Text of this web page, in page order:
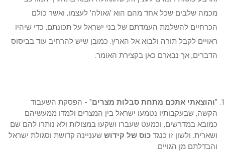
מכמה שלבים שכל אחד מהם הוא 'גאולה' לעצמו, ואשר כולם
הכרחיים להשלמת העמדתם של בני ישראל על תכונתם, כדי שיהיו
ראויים לקבל תורה ולבוא אל הארץ. כמובן שיש להרחיב עוד בביסוס
הדברים, אך נבארם כאן בקצירת האומר:
"והוצאתי אתכם מתחת סבלות מצרים" - הפסקת השעבוד
הקשה, שבעקבותיו נטמעו ישראל בין המצרים ולמדו ממעשיהם
כמובא במדרשים, וכמעט שעברו ושקעו במצולות ולא נותרו להם שם
ושארית. ולשון זו כנגד כוס של קידוש שעניינה קדושת וסגולת ישראל
והבדלתם מן הגויים.